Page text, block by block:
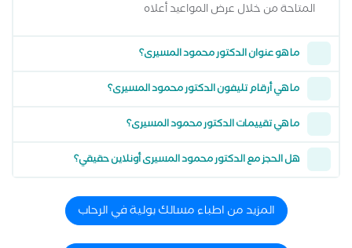
المتاحة من خلال عرض المواعيد أعلاه
ما هو عنوان الدكتور محمود المسيرى؟
ما هي أرقام تليفون الدكتور محمود المسيرى؟
ما هي تقييمات الدكتور محمود المسيرى؟
هل الحجز مع الدكتور محمود المسيرى أونلاين حقيقي؟
المزيد من اطباء مسالك بولية في الرحاب